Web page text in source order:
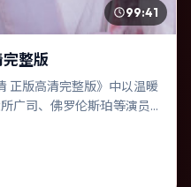
99:41
整版
正版高清完整版》中以温暖
广司、佛罗伦斯·珀等演员
事从日常裂缝切入，逐步
一，情感落点克制有力。